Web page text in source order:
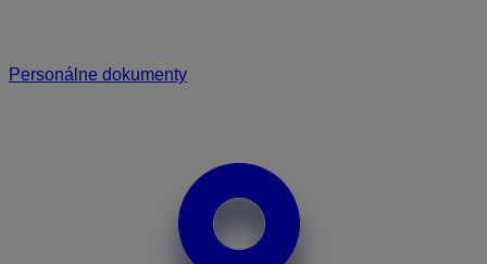
Personálne dokumenty